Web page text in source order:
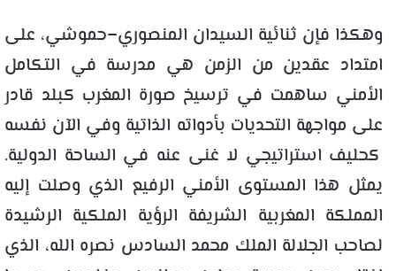
وهكذا فإن ثنائية السيدان المنصوري–حموشي، على
امتداد عقدين من الزمن هي مدرسة في التكامل
الأمني ساهمت في ترسيخ صورة المغرب كبلد قادر
على مواجهة التحديات بأدواته الذاتية وفي الآن نفسه
كحليف استراتيجي لا غنى عنه في الساحة الدولية.
يمثل هذا المستوى الأمني الرفيع الذي وصلت إليه
المملكة المغربية الشريفة الرؤية الملكية الرشيدة
لصاحب الجلالة الملك محمد السادس نصره الله، الذي